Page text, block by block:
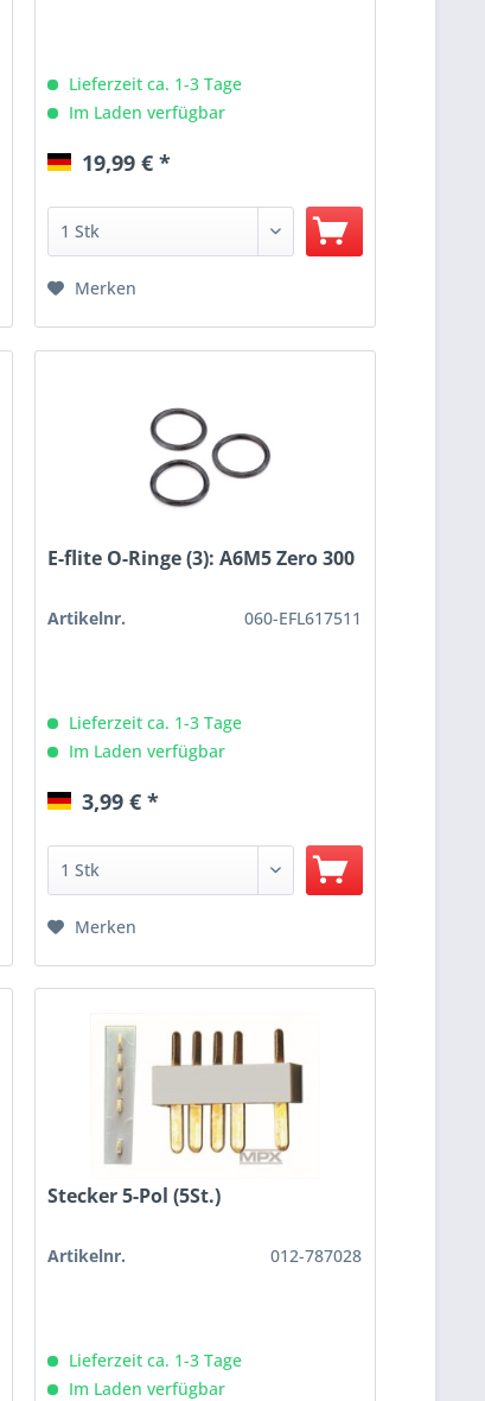
Lieferzeit ca. 1-3 Tage
Im Laden verfügbar
19,99 € *
Merken
E-flite O-Ringe (3): A6M5 Zero 300
Artikelnr. 060-EFL617511
Lieferzeit ca. 1-3 Tage
Im Laden verfügbar
3,99 € *
Merken
Stecker 5-Pol (5St.)
Artikelnr. 012-787028
Lieferzeit ca. 1-3 Tage
Im Laden verfügbar